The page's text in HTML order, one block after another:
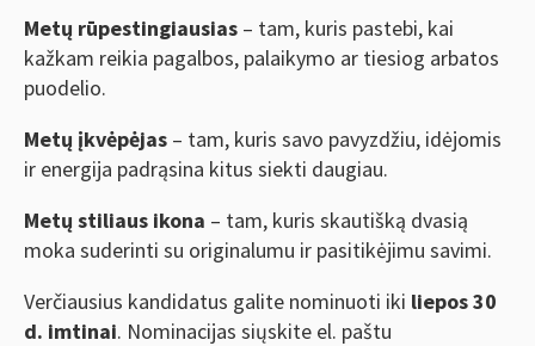
Metų rūpestingiausias – tam, kuris pastebi, kai
kažkam reikia pagalbos, palaikymo ar tiesiog arbatos
puodelio.
Metų įkvėpėjas – tam, kuris savo pavyzdžiu, idėjomis
ir energija padrąsina kitus siekti daugiau.
Metų stiliaus ikona – tam, kuris skautišką dvasią
moka suderinti su originalumu ir pasitikėjimu savimi.
Verčiausius kandidatus galite nominuoti iki liepos 30
d. imtinai. Nominacijas siųskite el. paštu